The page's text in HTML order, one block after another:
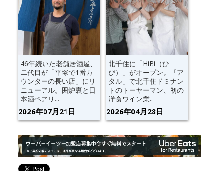
46年続いた老舗居酒屋、
二代目が「平塚で1番カ
ウンターの長い店」にリ
ニューアル。囲炉裏と日
本酒ペアリ...
2026年07月21日
北千住に「HiBi（ひ
び）」がオープン。「ア
タル」で北千住ドミナン
トのトーヤーマン、初の
洋食ワイン業...
2026年04月28日